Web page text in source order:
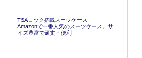
TSAロック搭載スーツケース
Amazonで一番人気のスーツケース。サ
イズ豊富で頑丈・便利